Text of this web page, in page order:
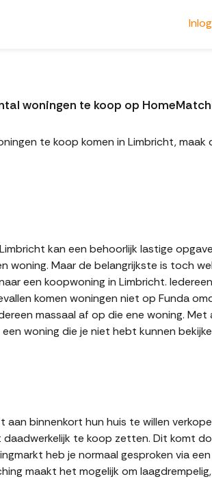
woningen te koop op
te koop komen in Limbricht,
kan een behoorlijk lastige
woning. Maar de belangrijkste is toch
een koopwoning in Limbricht.
komen woningen niet op Funda
massaal af op die ene woning. Met
woning die je niet hebt kunnen
binnenkort hun huis te willen
te koop zetten. Dit komt
heb je normaal gesproken via
maakt het mogelijk om